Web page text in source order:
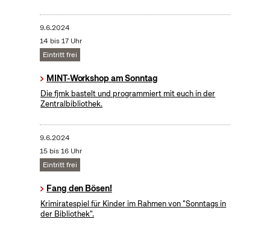
9.6.2024
14 bis 17 Uhr
Eintritt frei
MINT-Workshop am Sonntag
Die fjmk bastelt und programmiert mit euch in der
Zentralbibliothek.
9.6.2024
15 bis 16 Uhr
Eintritt frei
Fang den Bösen!
Krimiratespiel für Kinder im Rahmen von "Sonntags in
der Bibliothek".